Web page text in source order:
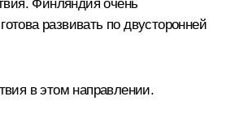
Финляндия очень
развивать по двусторонней
в этом направлении.